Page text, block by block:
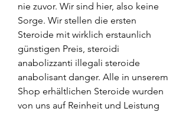
nie zuvor. Wir sind hier, also keine
Sorge. Wir stellen die ersten
Steroide mit wirklich erstaunlich
günstigen Preis, steroidi
anabolizzanti illegali steroide
anabolisant danger. Alle in unserem
Shop erhältlichen Steroide wurden
von uns auf Reinheit und Leistung